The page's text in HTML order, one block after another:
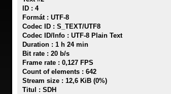
ID : 4
Formát : UTF-8
Codec ID : S_TEXT/UTF8
Codec ID/Info : UTF-8 Plain Text
Duration : 1 h 24 min
Bit rate : 20 b/s
Frame rate : 0,127 FPS
Count of elements : 642
Stream size : 12,6 KiB (0%)
Titul : SDH